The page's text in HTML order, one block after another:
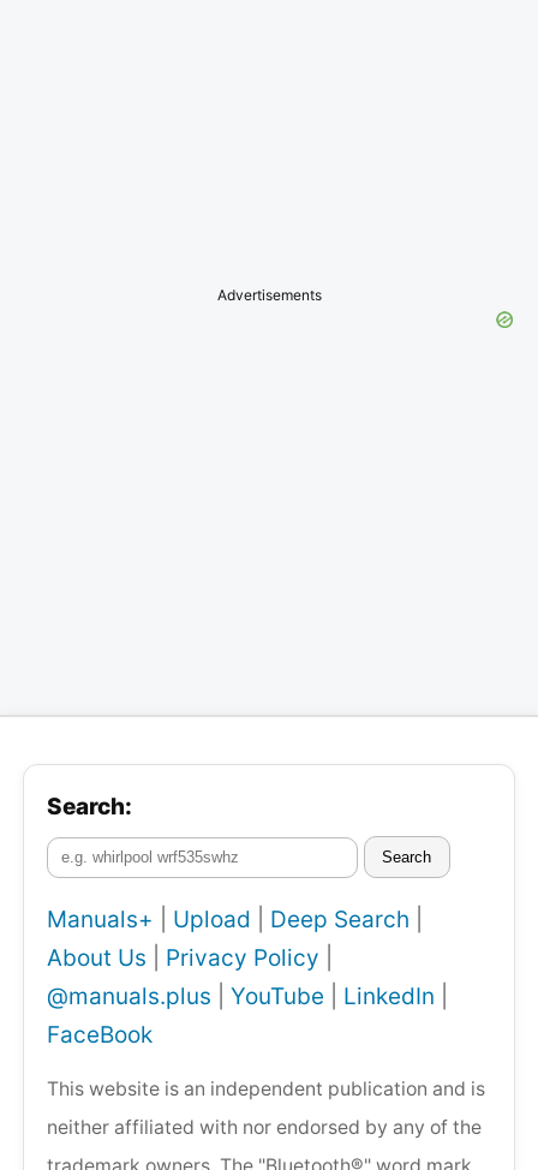
Advertisements
Search:
Search
Manuals+ Upload Deep Search
About Us
Privacy Policy
@manuals.plus
YouTube LinkedIn
FaceBook
This website is an independent publication and is
neither affiliated with nor endorsed by any of the
trademark owners. The "Bluetooth®" word mark